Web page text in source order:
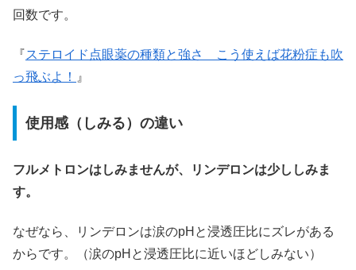
回数です。
『ステロイド点眼薬の種類と強さ こう使えば花粉症も吹
っ飛ぶよ！
』
使用感（しみる）の違い
フルメトロンはしみませんが、リンデロンは少ししみま
す。
なぜなら、リンデロンは涙のpHと浸透圧比にズレがある
からです。（涙のpHと浸透圧比に近いほどしみない）